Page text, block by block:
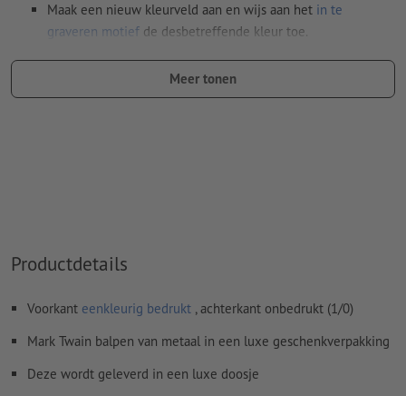
Maak een nieuw kleurveld aan en wijs aan het in te
graveren motief de desbetreffende kleur toe.
naam van de staal: "Laser"
jpeg- of tiff- afbeeldingen en -templates zijn niet geschikt
onze Help-functie.
Spel- en zetfouten worden door ons niet gecontroleerd
Meer tonen
Productdetails
Voorkant eenkleurig bedrukt , achterkant onbedrukt (1/0)
Mark Twain balpen van metaal in een luxe geschenkverpakking
Deze wordt geleverd in een luxe doosje